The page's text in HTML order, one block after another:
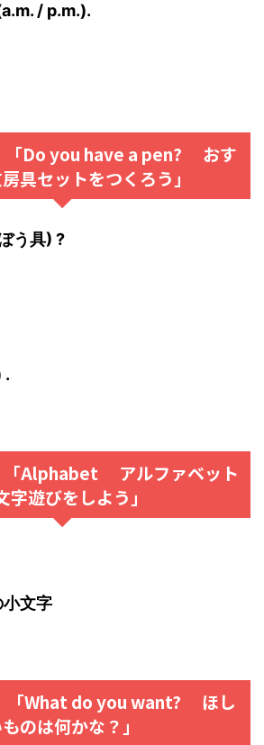
/ p.m.).
Do you have a pen? おす
具セットをつくろう」
う具) ?
.
Alphabet アルファベット
字遊びをしよう」
文字
What do you want? ほし
のは何かな？」